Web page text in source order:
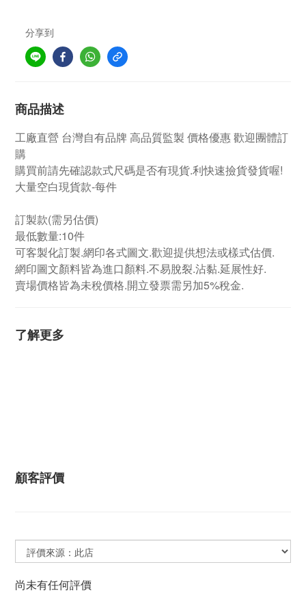
分享到
商品描述
工廠直營 台灣自有品牌 高品質監製 價格優惠 歡迎團體訂
購
購買前請先確認款式尺碼是否有現貨.利快速撿貨發貨喔!
大量空白現貨款-每件
訂製款(需另估價)
最低數量:10件
可客製化訂製.網印各式圖文.歡迎提供想法或樣式估價.
網印圖文顏料皆為進口顏料.不易脫裂.沾黏.延展性好.
賣場價格皆為未稅價格.開立發票需另加5%稅金.
了解更多
顧客評價
尚未有任何評價